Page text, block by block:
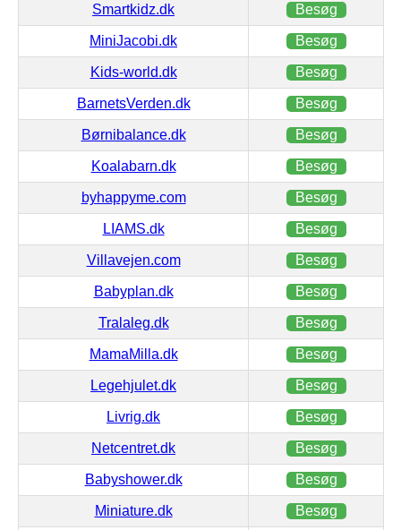
Smartkidz.dk Besøg
MiniJacobi.dk Besøg
Kids-world.dk Besøg
BarnetsVerden.dk Besøg
Børnibalance.dk Besøg
Koalabarn.dk Besøg
byhappyme.com Besøg
LIAMS.dk Besøg
Villavejen.com Besøg
Babyplan.dk Besøg
Tralaleg.dk Besøg
MamaMilla.dk Besøg
Legehjulet.dk Besøg
Livrig.dk Besøg
Netcentret.dk Besøg
Babyshower.dk Besøg
Miniature.dk Besøg